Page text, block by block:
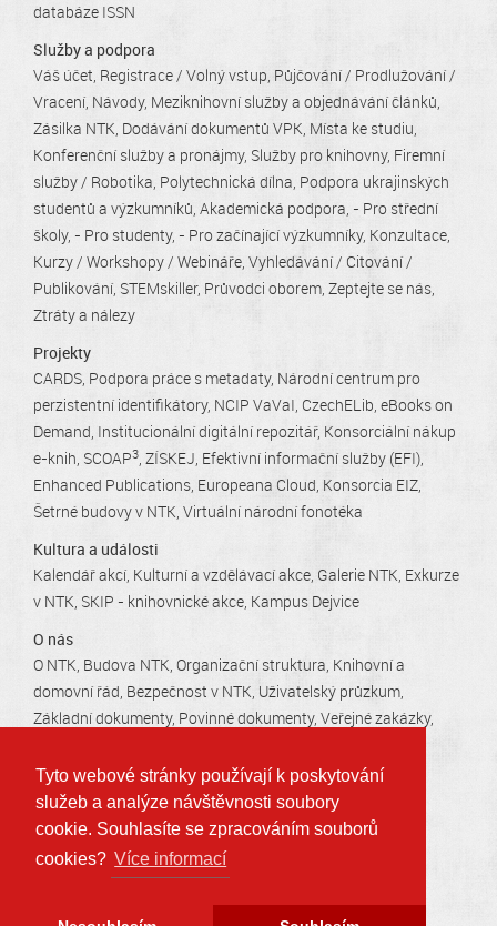
Tyto webové stránky používají k poskytování
služeb a analýze návštěvnosti soubory
cookie. Souhlasíte se zpracováním souborů
cookies? Více informací
databáze ISSN
Služby a podpora
Váš účet Registrace / Volný vstup Půjčování / Prodlužování /
Vracení Návody Meziknihovní služby a objednávání článků
Zásilka NTK Dodávání dokumentů VPK Místa ke studiu
Konferenční služby a pronájmy Služby pro knihovny Firemní
služby / Robotika Polytechnická dílna Podpora ukrajinských
studentů a výzkumníků Akademická podpora - Pro střední
školy - Pro studenty - Pro začínající výzkumníky Konzultace
Kurzy / Workshopy / Webináře Vyhledávání / Citování /
Publikování STEMskiller Průvodci oborem Zeptejte se nás
Ztráty a nálezy
Projekty
CARDS Podpora práce s metadaty Národní centrum pro
perzistentní identifikátory NCIP VaVaI CzechELib eBooks on
Demand Institucionální digitální repozitář Konsorciální nákup
e-knih SCOAP3 ZÍSKEJ Efektivní informační služby (EFI)
Enhanced Publications Europeana Cloud Konsorcia EIZ
Šetrné budovy v NTK Virtuální národní fonotéka
Kultura a události
Kalendář akcí Kulturní a vzdělávací akce Galerie NTK Exkurze
v NTK SKIP - knihovnické akce Kampus Dejvice
O nás
O NTK Budova NTK Organizační struktura Knihovní a
domovní řád Bezpečnost v NTK Uživatelský průzkum
Základní dokumenty Povinné dokumenty Veřejné zakázky
Technická 2710/6, 160 80 Praha 6 - Dejvice
info@techlib.cz
Ochrana osobních údajů